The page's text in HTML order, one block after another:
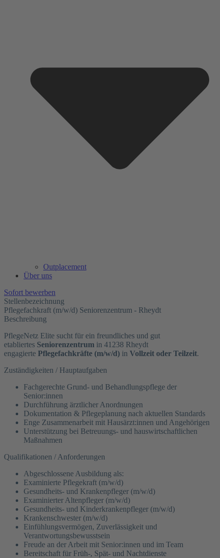
Outplacement
Über uns
Sofort bewerben
Stellenbezeichnung
Pflegefachkraft (m/w/d) Seniorenzentrum - Rheydt
Beschreibung
PflegeNetz Elite sucht für ein freundliches und gut
etabliertes Seniorenzentrum in 41238 Rheydt
engagierte Pflegefachkräfte (m/w/d) in Vollzeit oder Teilzeit.
Zuständigkeiten / Hauptaufgaben
Fachgerechte Grund- und Behandlungspflege der
Senior:innen
Durchführung ärztlicher Anordnungen
Dokumentation & Pflegeplanung nach aktuellen Standards
Enge Zusammenarbeit mit Hausärzt:innen und Angehörigen
Unterstützung bei Betreuungs- und hauswirtschaftlichen
Maßnahmen
Qualifikationen / Anforderungen
Abgeschlossene Ausbildung als:
Examinierte Pflegekraft (m/w/d)
Gesundheits- und Krankenpfleger (m/w/d)
Examinierter Altenpfleger (m/w/d)
Gesundheits- und Kinderkrankenpfleger (m/w/d)
Krankenschwester (m/w/d)
Einfühlungsvermögen, Zuverlässigkeit und
Verantwortungsbewusstsein
Freude an der Arbeit mit Senior:innen und im Team
Bereitschaft für Früh-, Spät- und Nachtdienste